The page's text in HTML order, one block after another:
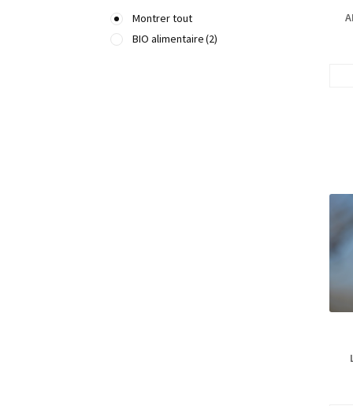
Montrer tout
BIO alimentaire(2)